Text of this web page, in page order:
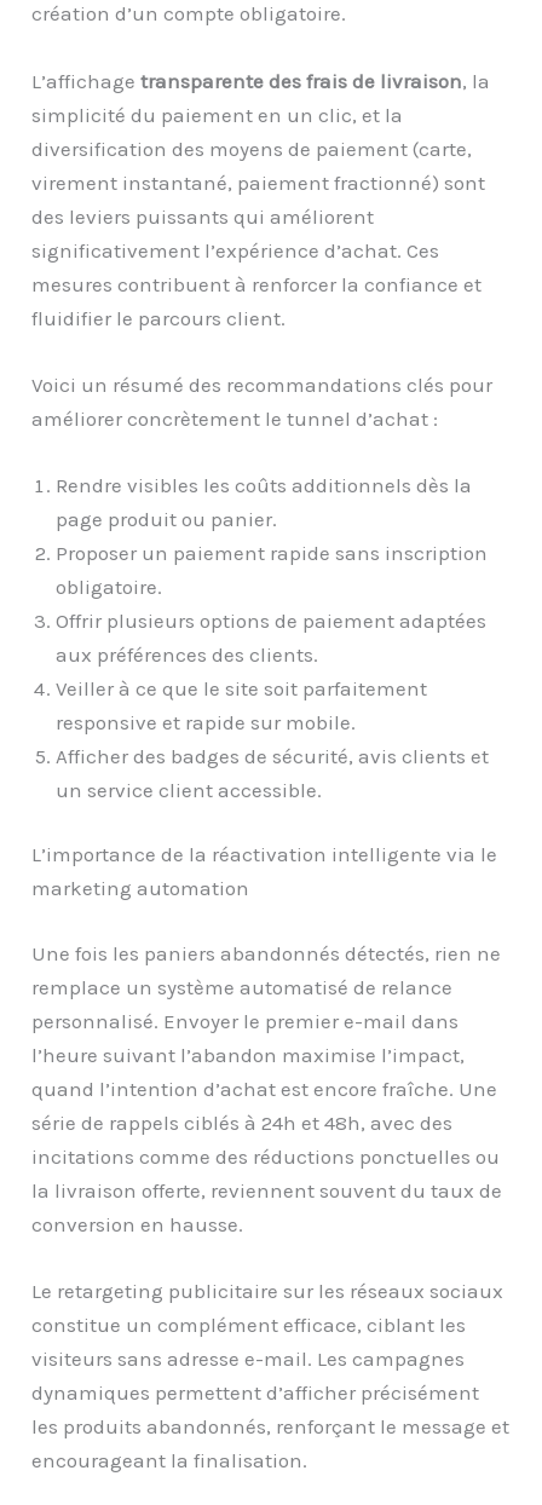
création d’un compte obligatoire.
L’affichagetransparente des frais de livraison, la
simplicité du paiement en un clic, et la
diversification des moyens de paiement (carte,
virement instantané, paiement fractionné) sont
des leviers puissants qui améliorent
significativement l’expérience d’achat. Ces
mesures contribuent à renforcer la confiance et
fluidifier le parcours client.
Voici un résumé des recommandations clés pour
améliorer concrètement le tunnel d’achat :
Rendre visibles les coûts additionnels dès la
page produit ou panier.
Proposer un paiement rapide sans inscription
obligatoire.
Offrir plusieurs options de paiement adaptées
aux préférences des clients.
Veiller à ce que le site soit parfaitement
responsive et rapide sur mobile.
Afficher des badges de sécurité, avis clients et
un service client accessible.
L’importance de la réactivation intelligente via le
marketing automation
Une fois les paniers abandonnés détectés, rien ne
remplace un système automatisé de relance
personnalisé. Envoyer le premier e-mail dans
l’heure suivant l’abandon maximise l’impact,
quand l’intention d’achat est encore fraîche. Une
série de rappels ciblés à 24h et 48h, avec des
incitations comme des réductions ponctuelles ou
la livraison offerte, reviennent souvent du taux de
conversion en hausse.
Le retargeting publicitaire sur les réseaux sociaux
constitue un complément efficace, ciblant les
visiteurs sans adresse e-mail. Les campagnes
dynamiques permettent d’afficher précisément
les produits abandonnés, renforçant le message et
encourageant la finalisation.